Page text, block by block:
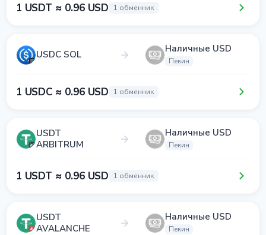
1 USDT ≈ 0.96 USD 1 обменник
USDC SOL Наличные USD
Пекин
1 USDC ≈ 0.96 USD 1 обменник
USDT
ARBITRUM
Наличные USD
Пекин
1 USDT ≈ 0.96 USD 1 обменник
USDT
AVALANCHE
Наличные USD
Пекин